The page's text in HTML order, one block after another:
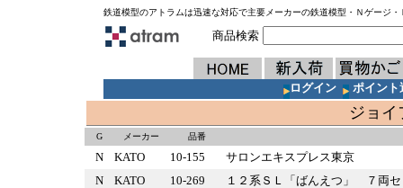
鉄道模型のアトラムは迅速な対応で主要メーカーの鉄道模型・Ｎゲージ
商品検索
ログイン ポイント
ジョイ
G メーカー 品番
N KATO 10-155
サロンエキスプレス東京
N
KATO 10-269
１２系ＳＬ「ばんえつ」 ７両